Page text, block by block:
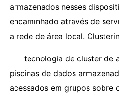
armazenados nesses
encaminhado através de
a rede de área local.
tecnologia de cluster de
piscinas de dados
acessados ​​em grupos sobre